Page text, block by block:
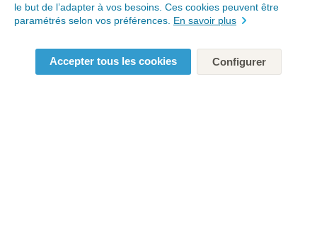
le but de l’adapter à vos besoins. Ces cookies peuvent être
paramétrés selon vos préférences. En savoir plus
Accepter tous les cookies Configurer